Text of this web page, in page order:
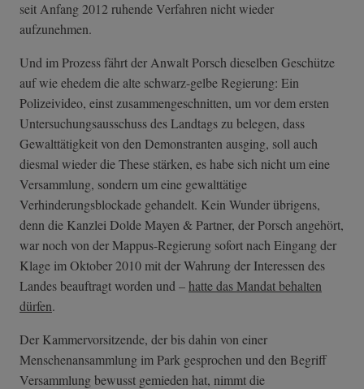
seit Anfang 2012 ruhende Verfahren nicht wieder
aufzunehmen.
Und im Prozess fährt der Anwalt Porsch dieselben Geschütze
auf wie ehedem die alte schwarz-gelbe Regierung: Ein
Polizeivideo, einst zusammengeschnitten, um vor dem ersten
Untersuchungsausschuss des Landtags zu belegen, dass
Gewalttätigkeit von den Demonstranten ausging, soll auch
diesmal wieder die These stärken, es habe sich nicht um eine
Versammlung, sondern um eine gewalttätige
Verhinderungsblockade gehandelt. Kein Wunder übrigens,
denn die Kanzlei Dolde Mayen & Partner, der Porsch angehört,
war noch von der Mappus-Regierung sofort nach Eingang der
Klage im Oktober 2010 mit der Wahrung der Interessen des
Landes beauftragt worden und –hatte das Mandat behalten
dürfen.
Der Kammervorsitzende, der bis dahin von einer
Menschenansammlung im Park gesprochen und den Begriff
Versammlung bewusst gemieden hat, nimmt die